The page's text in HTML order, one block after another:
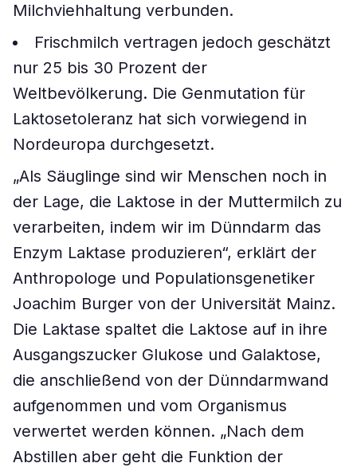
Milchviehhaltung verbunden.
Frischmilch vertragen jedoch geschätzt
nur 25 bis 30 Prozent der
Weltbevölkerung. Die Genmutation für
Laktosetoleranz hat sich vorwiegend in
Nordeuropa durchgesetzt.
„Als Säuglinge sind wir Menschen noch in
der Lage, die Laktose in der Muttermilch zu
verarbeiten, indem wir im Dünndarm das
Enzym Laktase produzieren“, erklärt der
Anthropologe und Populationsgenetiker
Joachim Burger von der Universität Mainz.
Die Laktase spaltet die Laktose auf in ihre
Ausgangszucker Glukose und Galaktose,
die anschließend von der Dünndarmwand
aufgenommen und vom Organismus
verwertet werden können. „Nach dem
Abstillen aber geht die Funktion der